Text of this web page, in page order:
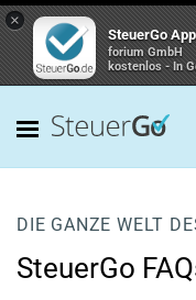
×
SteuerGo App
forium GmbH
kostenlos - In
DIE GANZE WELT
SteuerGo